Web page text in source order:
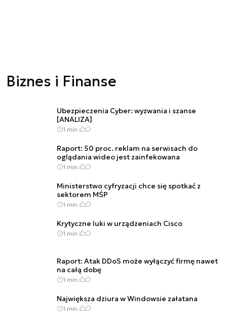
Biznes i Finanse
Ubezpieczenia Cyber: wyzwania i szanse
[ANALIZA]
1 min.
Raport: 50 proc. reklam na serwisach do
oglądania wideo jest zainfekowana
1 min.
Ministerstwo cyfryzacji chce się spotkać z
sektorem MŚP
1 min.
Krytyczne luki w urządzeniach Cisco
1 min.
Raport: Atak DDoS może wyłączyć firmę nawet
na całą dobę
1 min.
Największa dziura w Windowsie załatana
1 min.